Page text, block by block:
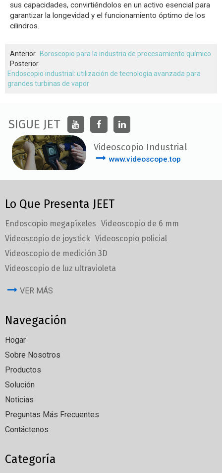
sus capacidades, convirtiéndolos en un activo esencial para
garantizar la longevidad y el funcionamiento óptimo de los
cilindros.
Anterior
Boroscopio para la industria de procesamiento químico
Posterior
Endoscopio industrial: utilización de tecnología avanzada para
grandes turbinas de vapor
SIGUE JET
Videoscopio Industrial
www.videoscope.top
Lo Que Presenta JEET
Endoscopio megapíxeles Videoscopio de 6 mm
Videoscopio de joystick Videoscopio policial
Videoscopio de medición 3D
Videoscopio de luz ultravioleta
VER MÁS
Navegación
Hogar
Sobre Nosotros
Productos
Solución
Noticias
Preguntas Más Frecuentes
Contáctenos
Categoría